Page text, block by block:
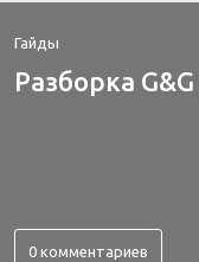
Гайды
Разборка
0 комментариев